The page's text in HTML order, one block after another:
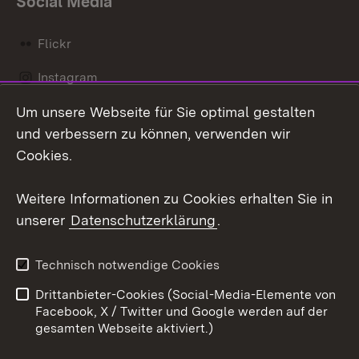
Flickr
Instagram
Social Wall
Barrierefreiheit
Benutzungshinweise
Impressum
Cookies
Um unsere Webseite für Sie optimal gestalten
und verbessern zu können, verwenden wir
Cookies.
Weitere Informationen zu Cookies erhalten Sie in
unserer Datenschutzerklärung.
Technisch notwendige Cookies
Drittanbieter-Cookies (Social-Media-Elemente von
Facebook, X / Twitter und Google werden auf der
gesamten Webseite aktiviert.)